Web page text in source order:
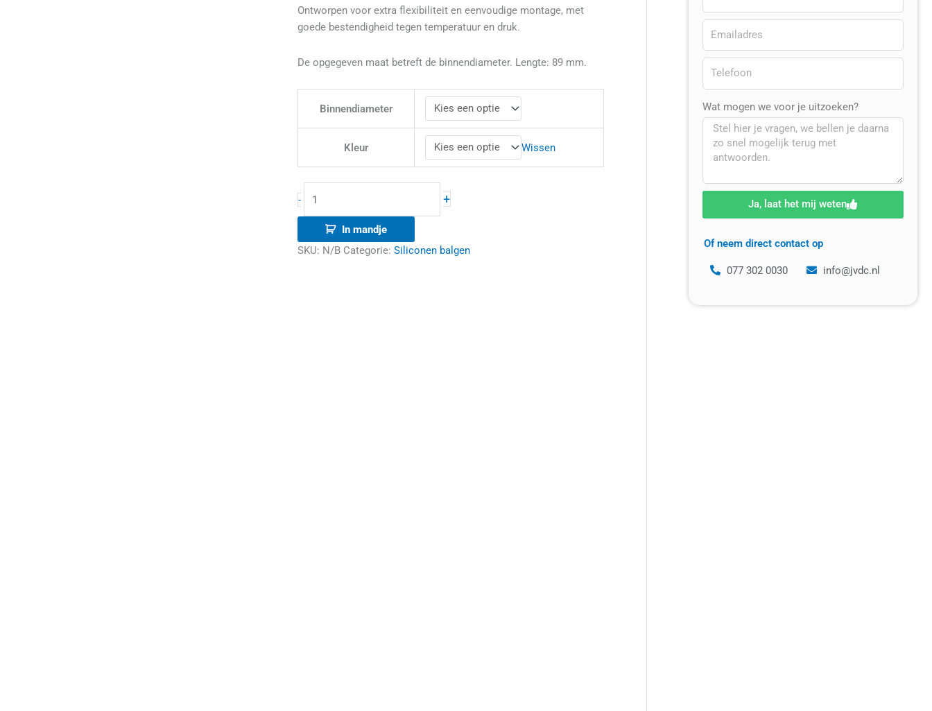
Ontworpen voor extra flexibiliteit en eenvoudige montage, met
goede bestendigheid tegen temperatuur en druk.
De opgegeven maat betreft de binnendiameter. Lengte: 89 mm.
Binnendiameter
Kleur Wissen
- +
In mandje
SKU: N/B Categorie: Siliconen balgen
Wat mogen we voor je uitzoeken?
Ja, laat het mij weten
Of neem direct contact op
077 302 0030 info@jvdc.nl